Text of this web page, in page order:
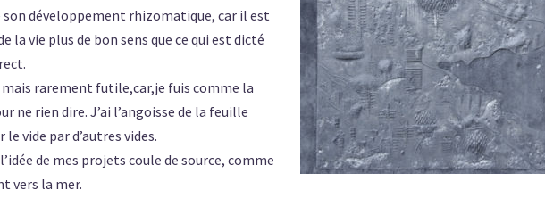
développement rhizomatique, car il est
la vie plus de bon sens que ce qui est dicté
rarement futile,car,je fuis comme la
ne rien dire. J’ai l’angoisse de la feuille
vide par d’autres vides.
de mes projets coule de source, comme
vers la mer.